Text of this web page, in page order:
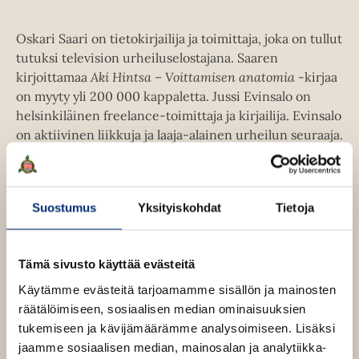
Suostumus Yksityiskohdat Tietoja
Tämä sivusto käyttää evästeitä
Käytämme evästeitä tarjoamamme sisällön ja mainosten
räätälöimiseen, sosiaalisen median ominaisuuksien
tukemiseen ja kävijämäärämme analysoimiseen. Lisäksi
jaamme sosiaalisen median, mainosalan ja analytiikka-
n
v
ä
l
i
l
h
e
e
e
n
v
ä
l
l
h
t
e
n
e
e
n
ä
l
l
t
e
Oskari Saari on tietokirjailija ja toimittaja, joka on tullut
tutuksi television urheiluselostajana. Saaren
kirjoittamaa Aki Hintsa – Voittamisen anatomia -kirjaa
on myyty yli 200 000 kappaletta. Jussi Evinsalo on
helsinkiläinen freelance-toimittaja ja kirjailija. Evinsalo
on aktiivinen liikkuja ja laaja-alainen urheilun seuraaja.
Oskari Saari
Lue lisää tekijästä
s
r
i
S
a
a
r
i
Jussi Evinsalo
Lue lisää tekijästä
J
u
s
s
i